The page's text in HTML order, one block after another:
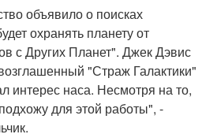
объявило о поисках
охранять планету от
с Других Планет". Джек Дэвис
"Страж Галактики"
интерес наса. Несмотря на то,
для этой работы", -